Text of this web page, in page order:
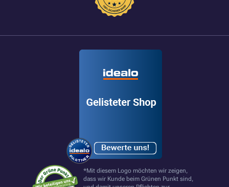
*Mit diesem Logo möchten wir zeigen,
dass wir Kunde beim Grünen Punkt sind,